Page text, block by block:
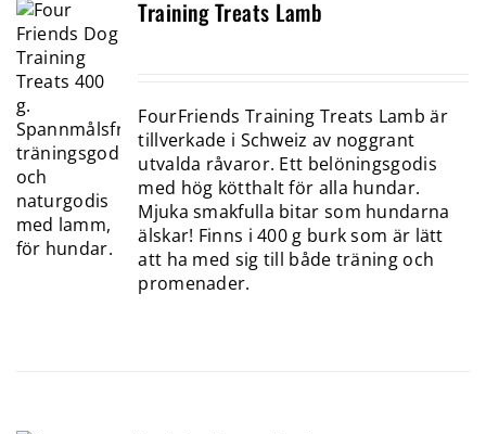
Training Treats Lamb
FourFriends Training Treats Lamb är
tillverkade i Schweiz av noggrant
utvalda råvaror. Ett belöningsgodis
med hög kötthalt för alla hundar.
Mjuka smakfulla bitar som hundarna
älskar! Finns i 400 g burk som är lätt
att ha med sig till både träning och
promenader.